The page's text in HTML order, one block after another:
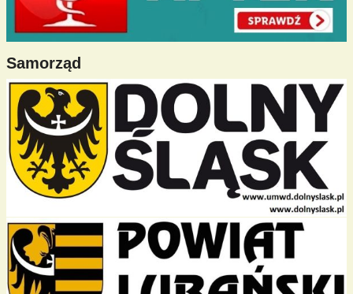
Samorząd